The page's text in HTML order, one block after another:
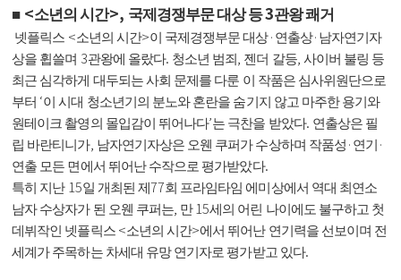
■ <소년의 시간>, 국제경쟁부문 대상 등3관왕 쾌거
넷플릭스 <소년의 시간>이 국제경쟁부문 대상· 연출상· 남자연기자
상을 휩쓸며 3관왕에 올랐다. 청소년 범죄 젠더 갈등, 사이버 불링 등
최근 심각하게 대두되는 사회 문제를 다룬 이 작품은 심사위원단으로
부터 ‘이 시대 청소년기의 분노와 혼란을 숨기지 않고 마주한 용기와
원테이크 촬영의 몰입감이 뛰어나다’는 극찬을 받았다. 연출상은 필
립 바란티니가, 남자연기자상은 오웬 쿠퍼가 수상하며 작품성 · 연기 ·
연출 모든 면에서 뛰어난 수작으로 평가받았다.
특히 지난 15일 개최된 제 77회 프라임타임 에미상에서 역대 최연소
남자 수상자가 된 오웬 쿠퍼는 만 15세의 어린 나이에도 불구하고 첫
데뷔작인 넷플릭스 <소년의 시간>에서 뛰어난 연기력을 선보이며 전
세계가 주목하는 차세대 유망 연기자로 평가받고 있다.